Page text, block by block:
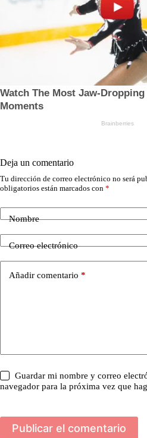
Deja un comentario
Tu dirección de correo electrónico no será
obligatorios están marcados con *
Nombre
Correo electrónico
Añadir comentario *
Guardar mi nombre y correo
navegador para la próxima vez que
Publicar el comentario